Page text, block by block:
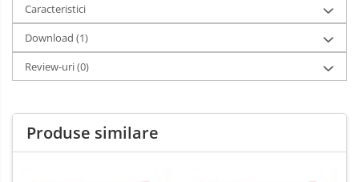
Caracteristici
Download (1)
Review-uri(0)
Produse similare